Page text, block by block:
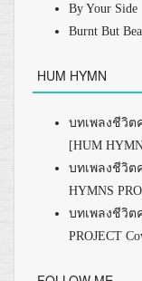
By Your Side
Burnt But
HUM HYMN
บทเพลงชีวิต
[HUM
บทเพลงชีวิต
HYMNS
บทเพลงชีวิต
PROJECT